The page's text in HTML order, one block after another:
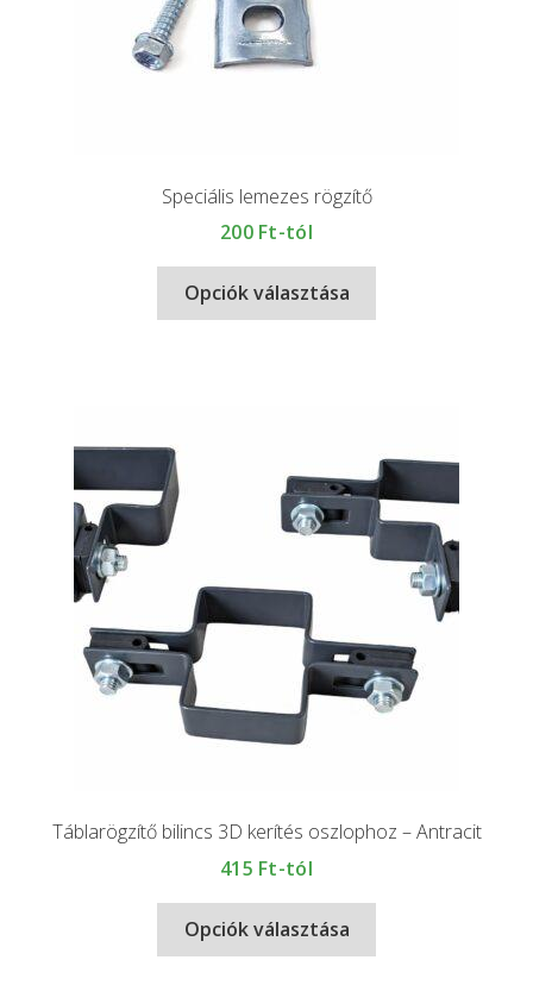
Speciális lemezes rögzítő
200 Ft-tól
Opciók választása
Táblarögzítő bilincs 3D kerítés oszlophoz – Antracit
415 Ft-tól
Opciók választása